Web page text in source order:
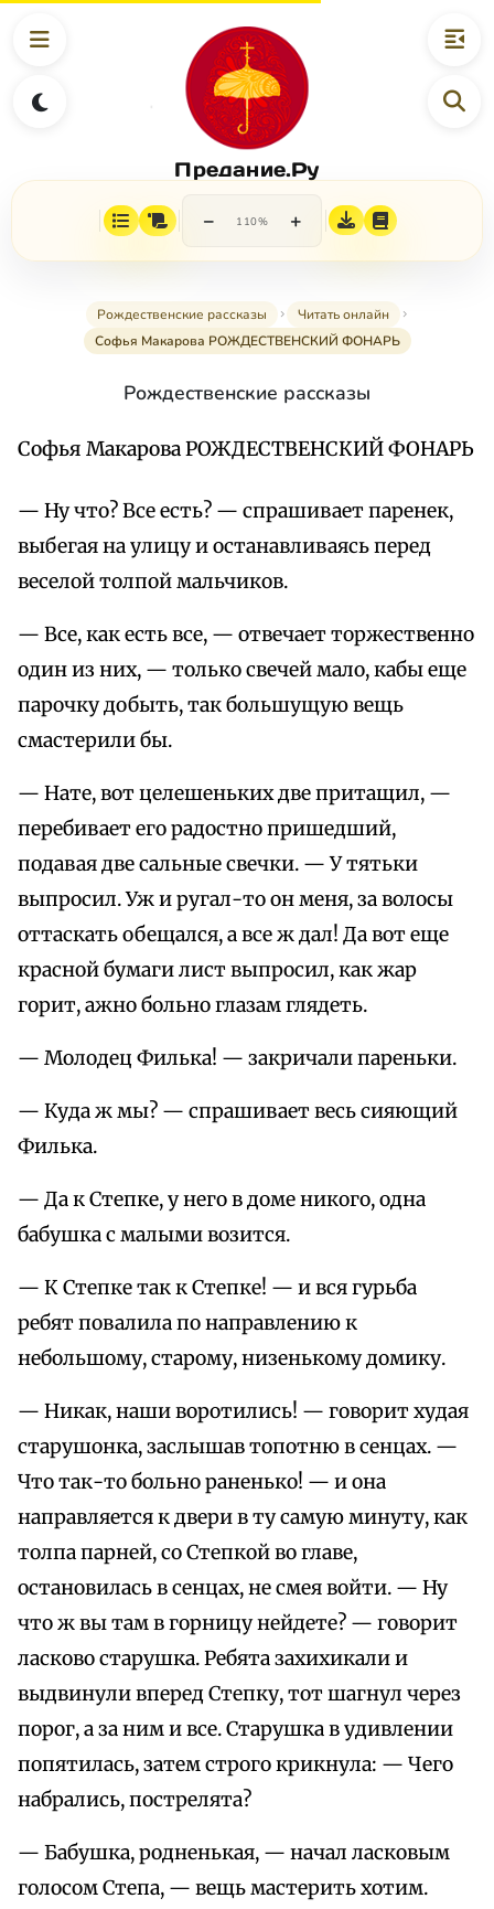
Предание.Ру
− 110% +
Рождественские рассказы
Читать онлайн
Софья Макарова РОЖДЕСТВЕНСКИЙ ФОНАРЬ
Рождественские рассказы
Софья Макарова РОЖДЕСТВЕНСКИЙ ФОНАРЬ
— Ну что? Все есть? — спрашивает паренек,
выбегая на улицу и останавливаясь перед
веселой толпой мальчиков.
— Все, как есть все, — отвечает торжественно
один из них, — только свечей мало, кабы еще
парочку добыть, так большущую вещь
смастерили бы.
— Нате, вот целешеньких две притащил, —
перебивает его радостно пришедший,
подавая две сальные свечки. — У тятьки
выпросил. Уж и ругал-то он меня, за волосы
оттаскать обещался, а все ж дал! Да вот еще
красной бумаги лист выпросил, как жар
горит, ажно больно глазам глядеть.
— Молодец Филька! — закричали пареньки.
— Куда ж мы? — спрашивает весь сияющий
Филька.
— Да к Степке, у него в доме никого, одна
бабушка с малыми возится.
— К Степке так к Степке! — и вся гурьба
ребят повалила по направлению к
небольшому, старому, низенькому домику.
— Никак, наши воротились! — говорит худая
старушонка, заслышав топотню в сенцах. —
Что так-то больно раненько! — и она
направляется к двери в ту самую минуту, как
толпа парней, со Степкой во главе,
остановилась в сенцах, не смея войти. — Ну
что ж вы там в горницу нейдете? — говорит
ласково старушка. Ребята захихикали и
выдвинули вперед Степку, тот шагнул через
порог, а за ним и все. Старушка в удивлении
попятилась, затем строго крикнула: — Чего
набрались, пострелята?
— Бабушка, родненькая, — начал ласковым
голосом Степа, — вещь мастерить хотим.